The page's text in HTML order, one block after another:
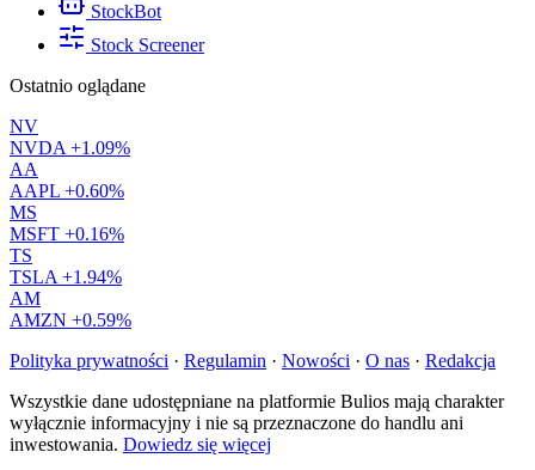
StockBot
Stock Screener
Ostatnio oglądane
NV
NVDA +1.09%
AA
AAPL +0.60%
MS
MSFT +0.16%
TS
TSLA +1.94%
AM
AMZN +0.59%
Polityka prywatności · Regulamin · Nowości · O nas · Redakcja
Wszystkie dane udostępniane na platformie Bulios mają charakter
wyłącznie informacyjny i nie są przeznaczone do handlu ani
inwestowania. Dowiedz się więcej